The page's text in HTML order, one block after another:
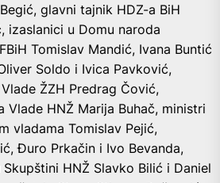
glavni tajnik HDZ-a BiH
izaslanici u Domu naroda
Tomislav Mandić, Ivana Buntić
Soldo i Ivica Pavković,
ŽZH Predrag Čović,
Vlade HNŽ Marija Buhač, ministri
vladama Tomislav Pejić,
Đuro Prkačin i Ivo Bevanda,
HNŽ Slavko Bilić i Daniel